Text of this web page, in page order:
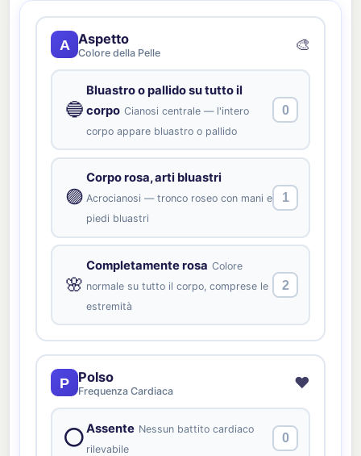
A Aspetto
Colore della Pelle 🎨
🔵
Bluastro o pallido su tutto il
corpo Cianosi centrale — l'intero
corpo appare bluastro o pallido
0
🟣
Corpo rosa, arti bluastri
Acrocianosi — tronco roseo con mani e
piedi bluastri
1
🌸
Completamente rosa Colore
normale su tutto il corpo, comprese le
estremità
2
P Polso
Frequenza Cardiaca ❤️
⭕Assente Nessun battito cardiaco
rilevabile
0